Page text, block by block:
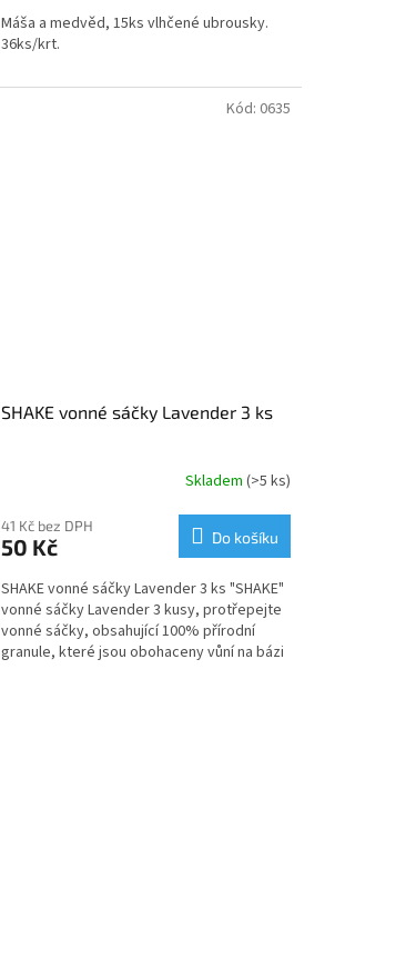
Máša a medvěd, 15ks vlhčené ubrousky.
36ks/krt.
SHAKE vonné sáčky Lavender 3 ks
Skladem (>5 ks)
41 Kč bez DPH
50 Kč Do košíku
SHAKE vonné sáčky Lavender 3 ks "SHAKE"
vonné sáčky Lavender 3 kusy, protřepejte
vonné sáčky, obsahující 100% přírodní
granule, které jsou obohaceny vůní na bázi
Kód: 0635